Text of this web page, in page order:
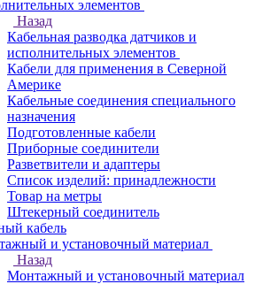
элементов
Назад
Кабельная разводка датчиков и
исполнительных элементов
Кабели для применения в Северной
Америке
Кабельные соединения специального
назначения
Подготовленные кабели
Приборные соединители
Разветвители и адаптеры
Список изделий: принадлежности
Товар на метры
Штекерный соединитель
кабель
и установочный материал
Назад
Монтажный и установочный материал